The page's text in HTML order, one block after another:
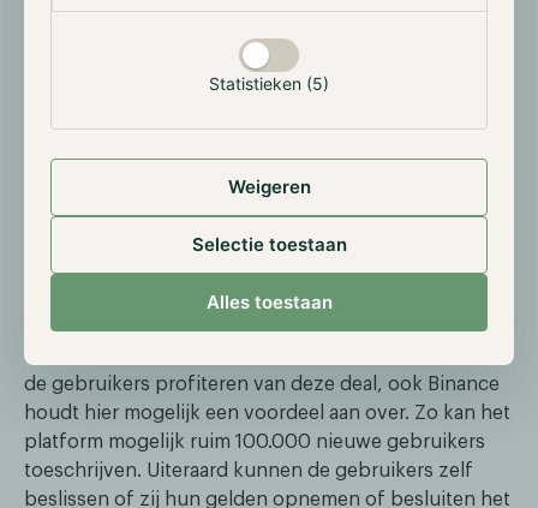
Statistieken (5)
Weigeren
Selectie toestaan
Alles toestaan
Momenteel is alleen het gewonnen bod nog officieel.
De faillissementsrechtbank moet het verzoek van
januari a.s. Als de rechtbank het verzoek goedkeurt,
dan zal de deal worden afgerond op 18 april 2023. Als
teken van goed vertrouwen en om betrokkenheid bij
de deal te tonen, heeft Binance reeds een storting
van $10 miljoen gedaan. Wanneer de deal is afgerond,
zullen gebruikers van Voyager toegang krijgen tot
hun fondsen via het Binance US platform. Niet alleen
de gebruikers profiteren van deze deal, ook Binance
houdt hier mogelijk een voordeel aan over. Zo kan het
platform mogelijk ruim 100.000 nieuwe gebruikers
toeschrijven. Uiteraard kunnen de gebruikers zelf
beslissen of zij hun gelden opnemen of besluiten het